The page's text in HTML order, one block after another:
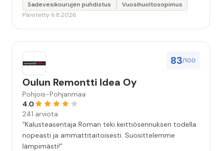
Sadevesikourujen puhdistus
Vuosihuoltosopimus
Päivitetty 6.8.2026
83/100
Oulun Remontti Idea Oy
Pohjois-Pohjanmaa
4.0
241 arviota
“Kalusteasentaja Roman teki keittiösennuksen todella
nopeasti ja ammattitaitoisesti. Suosittelemme
lämpimästi!”